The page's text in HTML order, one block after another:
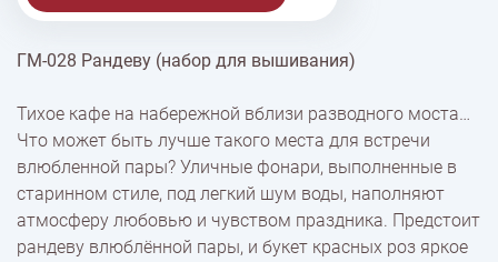
% Скидки
Доставка
Оплата
ГМ-028 Рандеву (набор для вышивания)
Тихое кафе на набережной вблизи разводного моста…
Что может быть лучше такого места для встречи
влюбленной пары? Уличные фонари, выполненные в
старинном стиле, под легкий шум воды, наполняют
атмосферу любовью и чувством праздника. Предстоит
рандеву влюблённой пары, и букет красных роз яркое